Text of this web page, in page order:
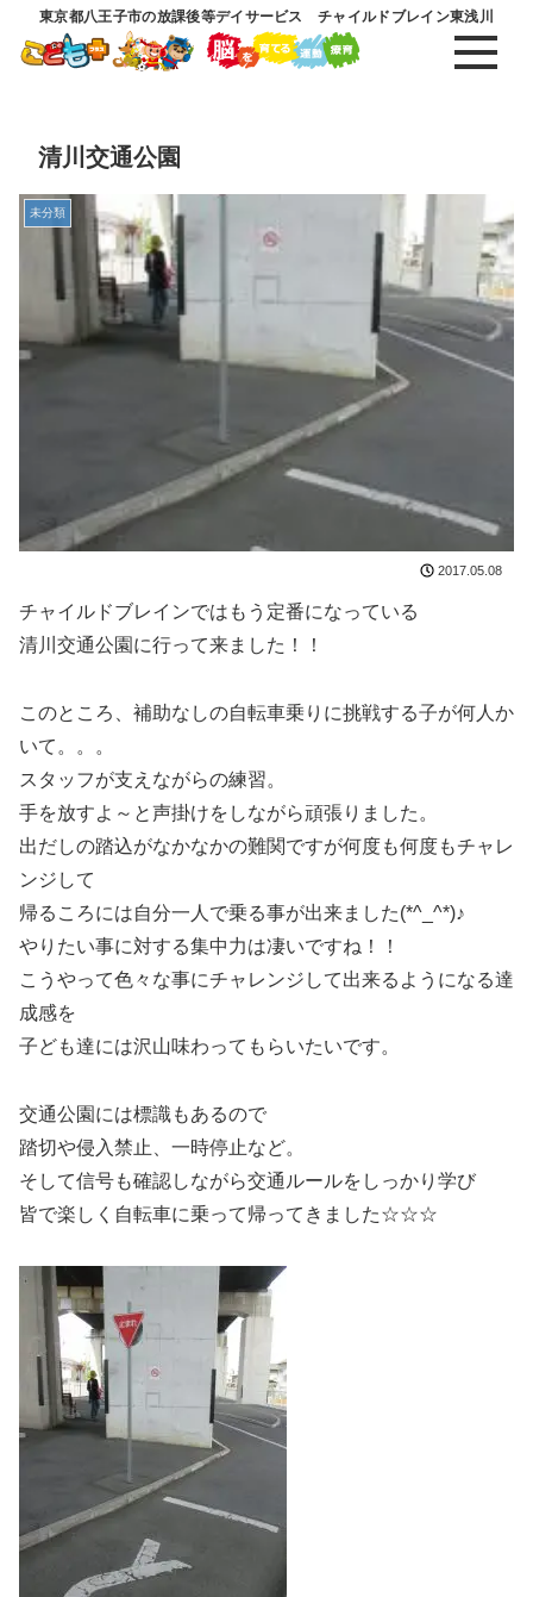
東京都八王子市の放課後等デイサービス チャイルドブレイン東浅川
清川交通公園
未分類
2017.05.08
チャイルドブレインではもう定番になっている
清川交通公園に行って来ました！！
このところ、補助なしの自転車乗りに挑戦する子が何人か
いて。。。
スタッフが支えながらの練習。
手を放すよ～と声掛けをしながら頑張りました。
出だしの踏込がなかなかの難関ですが何度も何度もチャレ
ンジして
帰るころには自分一人で乗る事が出来ました(*^_^*)♪
やりたい事に対する集中力は凄いですね！！
こうやって色々な事にチャレンジして出来るようになる達
成感を
子ども達には沢山味わってもらいたいです。
交通公園には標識もあるので
踏切や侵入禁止、一時停止など。
そして信号も確認しながら交通ルールをしっかり学び
皆で楽しく自転車に乗って帰ってきました☆☆☆